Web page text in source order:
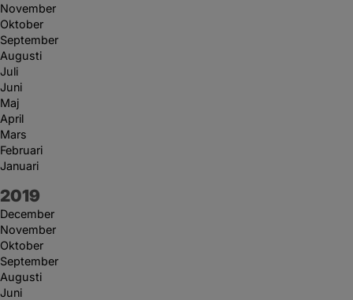
November
Oktober
September
Augusti
Juli
Juni
Maj
April
Mars
Februari
Januari
År:
2019
December
November
Oktober
September
Augusti
Juni